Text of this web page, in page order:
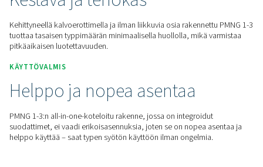
Matala tai keskikorkea
korkea paine
% ja paine jopa 12 baaria – kaikki ilman tehostinta, mikä
ihanteellisen sovelluksiin, kuten renkaiden täyttämiseen,
ja putkien kuivaamiseen.
TODISTETTUA SUORITUSKYKYÄ